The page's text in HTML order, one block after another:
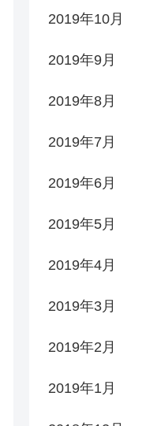
2019年10月
2019年9月
2019年8月
2019年7月
2019年6月
2019年5月
2019年4月
2019年3月
2019年2月
2019年1月